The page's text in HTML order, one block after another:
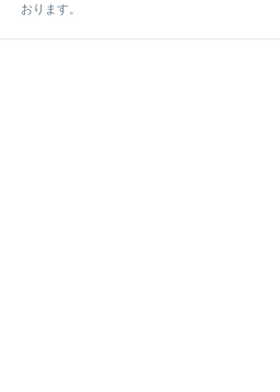
おります。